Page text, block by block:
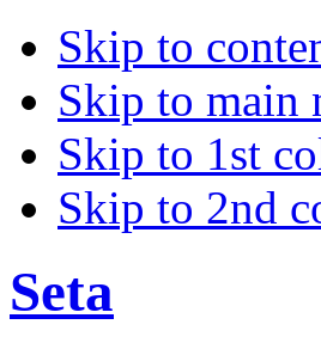
Skip to
Skip to main
Skip to 1st
Skip to 2nd
Seta